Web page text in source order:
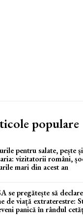
populare
pentru salate, pește
vizitatorii români,
mari din acest an
se pregătește să
de viață extraterestre:
panică în rândul